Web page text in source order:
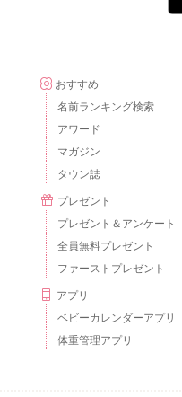
おすすめ
名前ランキング検索
アワード
マガジン
タウン誌
プレゼント
プレゼント＆アンケート
全員無料プレゼント
ファーストプレゼント
アプリ
ベビーカレンダーアプリ
体重管理アプリ